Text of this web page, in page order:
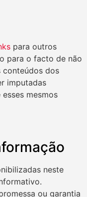
para outros
para o facto de não
conteúdos dos
imputadas
mesmos
neste
ou garantia